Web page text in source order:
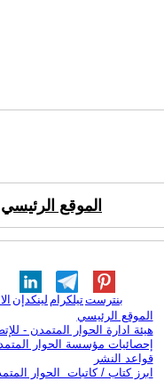
الموقع الرئيسي
لينكدإن تيلكرامبنترست
الموقع الرئيسي
هيئة ادارة الحوار المتمدن -
إحصائيات مؤسسة الحوار
قواعد النشر
ابرز كتاب / كاتبات الحوار